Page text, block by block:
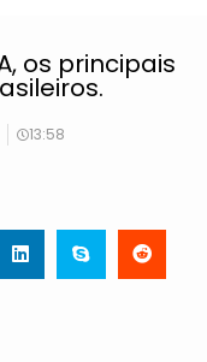
os principais
13:58